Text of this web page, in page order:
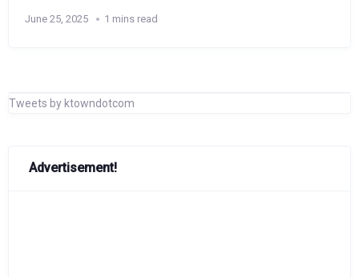
June 25, 2025 1 mins read
Tweets by ktowndotcom
Advertisement!